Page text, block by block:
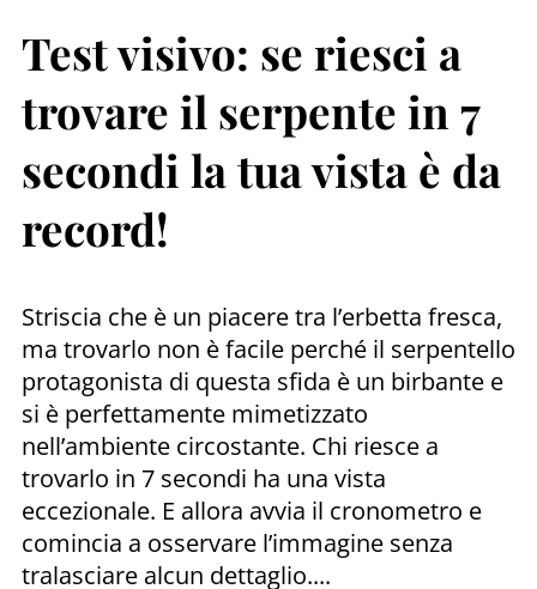
Test visivo: se riesci a
trovare il serpente in 7
secondi la tua vista è da
record!
Striscia che è un piacere tra l’erbetta fresca,
ma trovarlo non è facile perché il serpentello
protagonista di questa sfida è un birbante e
si è perfettamente mimetizzato
nell’ambiente circostante. Chi riesce a
trovarlo in 7 secondi ha una vista
eccezionale. E allora avvia il cronometro e
comincia a osservare l’immagine senza
tralasciare alcun dettaglio....